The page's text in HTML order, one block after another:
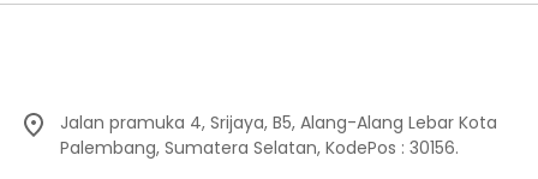
Jalan pramuka 4, Srijaya, B5, Alang-Alang Lebar Kota
Palembang, Sumatera Selatan, KodePos : 30156.